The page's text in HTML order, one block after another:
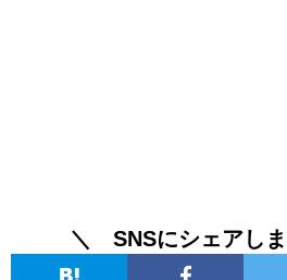
＼ SNSにシェアし